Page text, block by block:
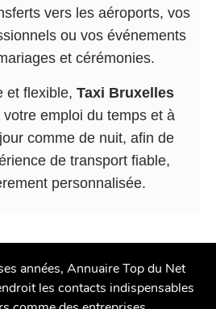
vers les aéroports, vos
ou vos événements
et cérémonies.
et flexible, Taxi Bruxelles
votre emploi du temps et à
comme de nuit, afin de
de transport fiable,
personnalisée.
années, Annuaire Top du Net
les contacts indispensables